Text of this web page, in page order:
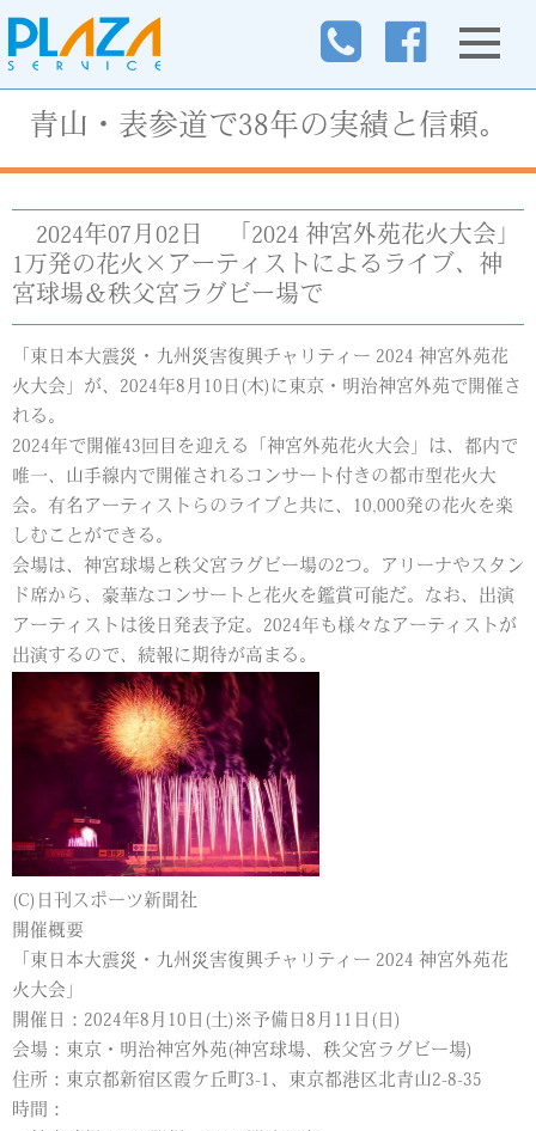
青山・表参道で38年の実績と信頼。
2024年07月02日
「2024 神宮外苑花火大会」
1万発の花火×アーティストによるライブ、神
宮球場＆秩父宮ラグビー場で
「東日本大震災・九州災害復興チャリティー 2024 神宮外苑花
火大会」が、2024年8月10日(木)に東京・明治神宮外苑で開催さ
れる。
2024年で開催43回目を迎える「神宮外苑花火大会」は、都内で
唯一、山手線内で開催されるコンサート付きの都市型花火大
会。有名アーティストらのライブと共に、10,000発の花火を楽
しむことができる。
会場は、神宮球場と秩父宮ラグビー場の2つ。アリーナやスタン
ド席から、豪華なコンサートと花火を鑑賞可能だ。なお、出演
アーティストは後日発表予定。2024年も様々なアーティストが
出演するので、続報に期待が高まる。
(C)日刊スポーツ新聞社
開催概要
「東日本大震災・九州災害復興チャリティー 2024 神宮外苑花
火大会」
開催日：2024年8月10日(土)※予備日8月11日(日)
会場：東京・明治神宮外苑(神宮球場、秩父宮ラグビー場)
住所：東京都新宿区霞ケ丘町3-1、東京都港区北青山2-8-35
時間：